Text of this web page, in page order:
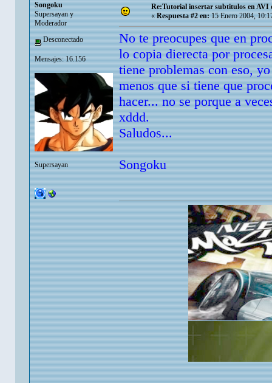
Songoku
Supersayan y
Moderador
Desconectado
Mensajes: 16.156
Supersayan
Re:Tutorial insertar subtitulos en AVI
«Respuesta #2 en:15 Enero 2004,
No te preocupes que en
lo copia dierecta por
tiene problemas con eso,
menos que si tiene que
hacer... no se porque a
xddd.
Saludos...
Songoku